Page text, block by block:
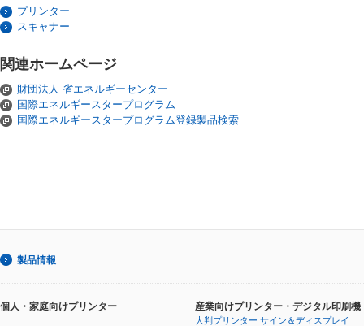
プリンター
スキャナー
関連ホームページ
財団法人 省エネルギーセンター
国際エネルギースタープログラム
国際エネルギースタープログラム登録製品検索
製品情報
個人・家庭向けプリンター 産業向けプリンター・デジタル印刷機
大判プリンター サイン＆ディスプレイ